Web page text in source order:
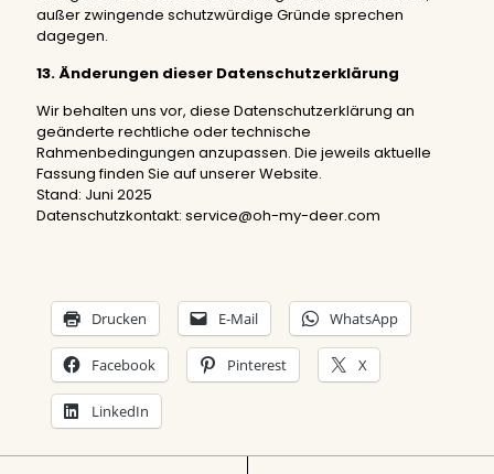
außer zwingende schutzwürdige Gründe sprechen
dagegen.
13. Änderungen dieser Datenschutzerklärung
Wir behalten uns vor, diese Datenschutzerklärung an
geänderte rechtliche oder technische
Rahmenbedingungen anzupassen. Die jeweils aktuelle
Fassung finden Sie auf unserer Website.
Stand: Juni 2025
Datenschutzkontakt: service@oh-my-deer.com
Drucken E-Mail WhatsApp
Facebook Pinterest X
LinkedIn